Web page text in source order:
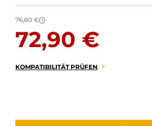
76,80 € ?
72,90 €
KOMPATIBILITÄT PRÜFEN